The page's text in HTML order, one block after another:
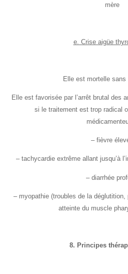
mère
e. Crise aigüe
Elle est mortelle sans
Elle est favorisée par l’arrêt brutal des
si le traitement est trop radical
– fièvre
– tachycardie extrême allant jusqu’à
– diarrhée
– myopathie (troubles de la déglutition,
atteinte du muscle
8. Principes